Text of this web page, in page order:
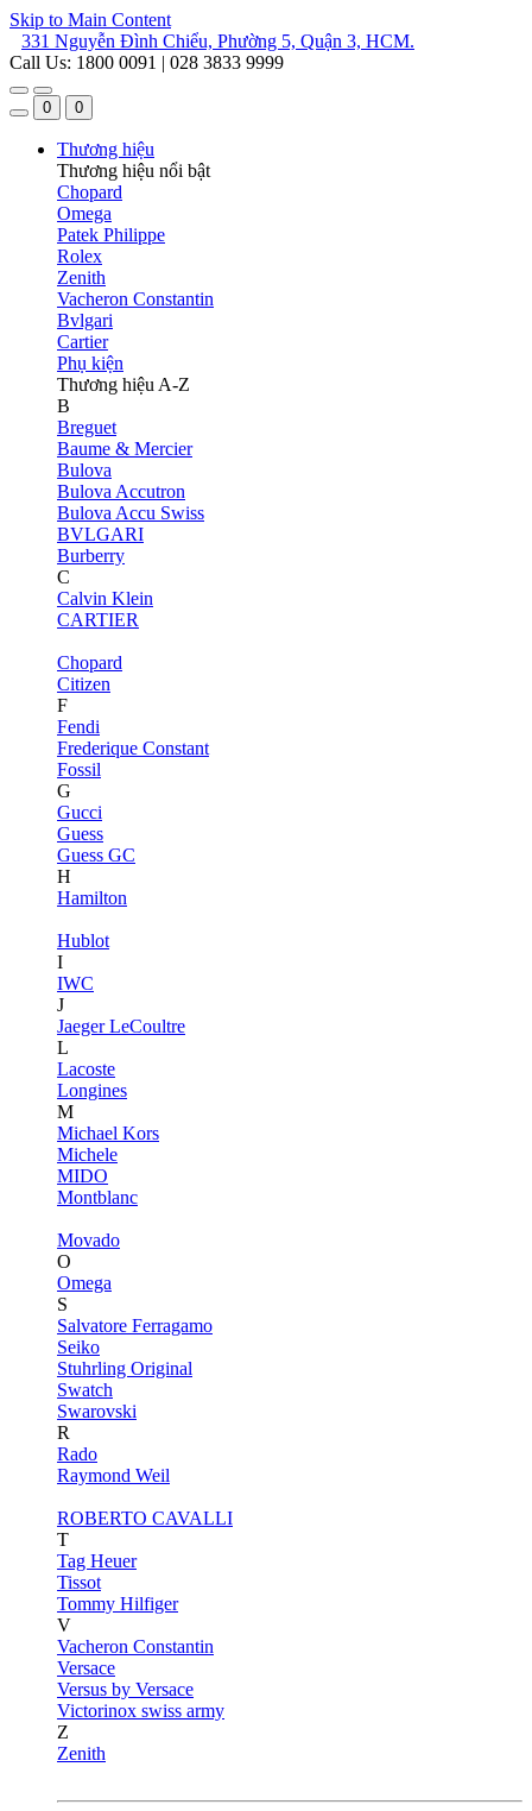
Skip to Main Content
331 Nguyễn Đình Chiểu, Phường 5, Quận 3, HCM.
Call Us: 1800 0091 | 028 3833 9999
0 0
Thương hiệu
Thương hiệu nổi bật
Chopard
Omega
Patek Philippe
Rolex
Zenith
Vacheron Constantin
Bvlgari
Cartier
Phụ kiện
Thương hiệu A-Z
B
Breguet
Baume & Mercier
Bulova
Bulova Accutron
Bulova Accu Swiss
BVLGARI
Burberry
C
Calvin Klein
CARTIER
Chopard
Citizen
F
Fendi
Frederique Constant
Fossil
G
Gucci
Guess
Guess GC
H
Hamilton
Hublot
I
IWC
J
Jaeger LeCoultre
L
Lacoste
Longines
M
Michael Kors
Michele
MIDO
Montblanc
Movado
O
Omega
S
Salvatore Ferragamo
Seiko
Stuhrling Original
Swatch
Swarovski
R
Rado
Raymond Weil
ROBERTO CAVALLI
T
Tag Heuer
Tissot
Tommy Hilfiger
V
Vacheron Constantin
Versace
Versus by Versace
Victorinox swiss army
Z
Zenith